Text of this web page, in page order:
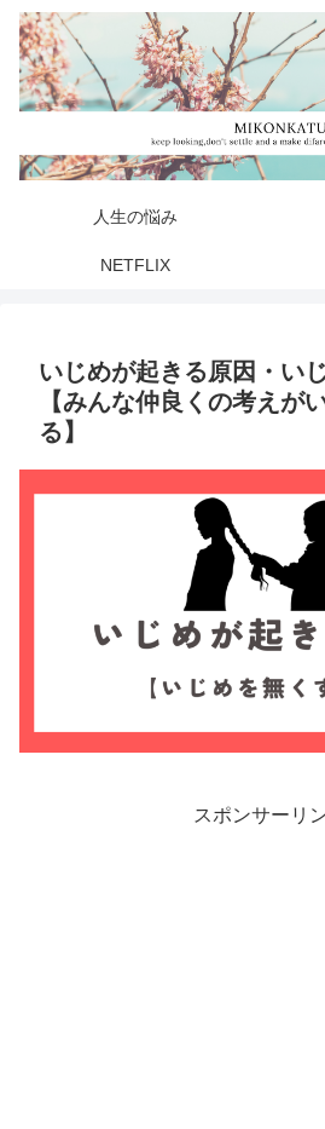
人生の悩み
NETFLIX
いじめが起きる原因・い
【みんな仲良くの考えが
る】
スポンサーリ